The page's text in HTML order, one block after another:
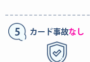
5 カード事故なし